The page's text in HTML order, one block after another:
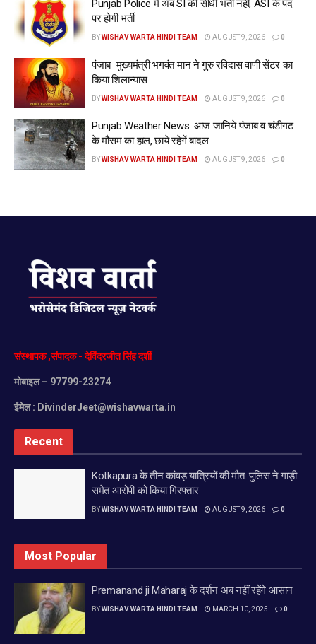
Punjab Police में अब SI की सीधी भर्ती नहीं, ASI के पद
पर होगी भर्ती
BYWISHAV WARTA HINDI TEAM AUGUST 9, 2026 0
पंजाब मुख्यमंत्री भगवंत मान ने गुरु रविदास वाणी सेंटर का
किया शिलान्यास
BYWISHAV WARTA HINDI TEAM AUGUST 9, 2026 0
Punjab Weather News: आज जानिये पंजाब व चंडीगढ
के मौसम का हाल, छाये रहेगें बादल
BYWISHAV WARTA HINDI TEAM AUGUST 9, 2026 0
संस्थापक,संपादक-देविंदरजीतसिंहदर्शी
मोबाइल– 97799-23274
ईमेल : DivinderJeet@wishavwarta.in
Recent
Kotkapura के तीन कांवड़ यात्रियों की मौत: पुलिस ने गाड़ी
समेत आरोपी को किया गिरफ्तार
BYWISHAV WARTA HINDI TEAM AUGUST 9, 2026 0
Most Popular
Premanand ji Maharaj के दर्शन अब नहीं रहेंगे आसान
BYWISHAV WARTA HINDI TEAM MARCH 10, 2025 0